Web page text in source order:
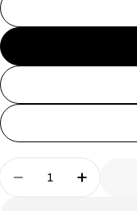
Ilość
Zmniejsz ilość